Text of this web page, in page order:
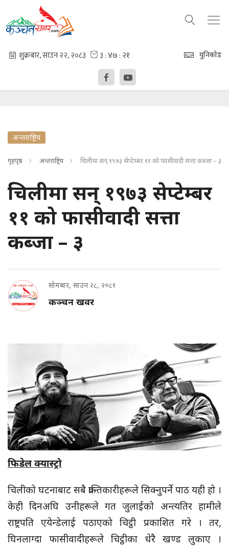
युनिकोड
अन्तराष्ट्रिय
गृहपृष्ठ अन्तराष्ट्रिय चिलीमा सन् १९७३ सेप्टेम्बर ११ को फासीवादी सत्ता कब्जा – ३
चिलीमा सन् १९७३ सेप्टेम्बर
११ को फासीवादी सत्ता
कब्जा – ३
सोमबार, साउन २८, २०८१
कञ्चन खवर
फिडेल क्यास्ट्रो
चिलीको घटनाबाट सबै क्रान्तिकारीहरूले सिक्नुपर्ने पाठ यही हो ।
केही दिनअघि उनीहरूले गत जुलाईको अन्त्यतिर हामीले
राष्ट्रपति एयेन्डेलाई पठाएको चिट्ठी प्रकाशित गरे । तर,
घिनलाग्दा फासीवादीहरूले चिट्ठीका धेरै खण्ड लुकाए ।